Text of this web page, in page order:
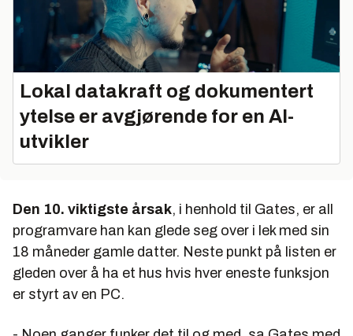
Lokal datakraft og dokumentert
ytelse er avgjørende for en AI-
utvikler
Den 10. viktigste årsak, i henhold til Gates, er all
programvare han kan glede seg over i lek med sin
18 måneder gamle datter. Neste punkt på listen er
gleden over å ha et hus hvis hver eneste funksjon
er styrt av en PC.